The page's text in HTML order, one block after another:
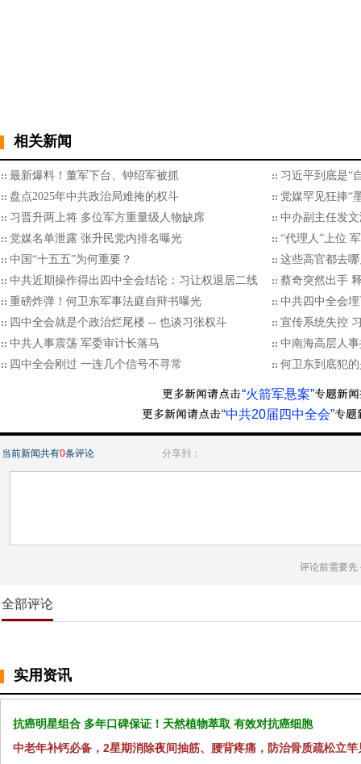
相关新闻
最新爆料！董军下台、钟绍军被抓
习近平到底是“
盘点2025年中共政治局难掩的权斗
党媒罕见狂捧“
习晋升两上将 多位军方重量级人物缺席
中办副主任发
党媒名单泄露 张升民党内排名曝光
“代理人”上位
中国“十五五”为何重要？
这些高官都去
中共近期操作得出四中全会结论：习让权退居二线
蔡奇突然出手
重磅炸弹！何卫东军事法庭自辩书曝光
中共四中全会
四中全会就是个政治烂尾楼 -- 也谈习张权斗
宣传系统失控
中共人事震荡 军委审计长落马
中南海高层人
四中全会刚过 一连几个信号不寻常
何卫东到底犯
“火箭军悬案”
“中共20届四中全会”
当前新闻共有0条评论 分享到：
评论前需要先
全部评论
实用资讯
抗癌明星组合 多年口碑保证！天然植物萃取 有效对抗癌细胞
中老年补钙必备，2星期消除夜间抽筋、腰背疼痛，防治骨质疏松立竿